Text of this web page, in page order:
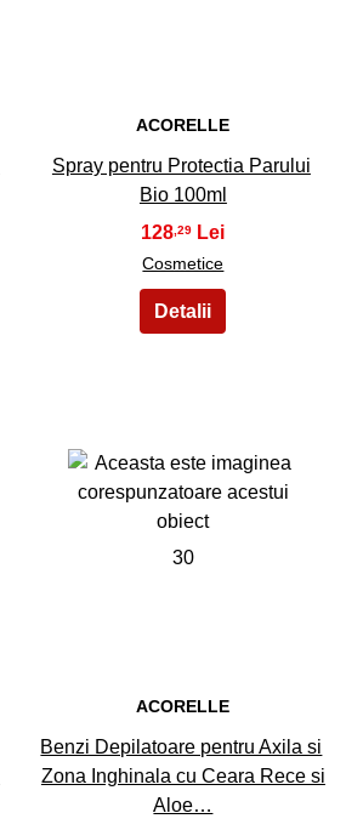
ACORELLE
Spray pentru Protectia Parului
Bio 100ml
128 ,29
Cosmetice
30
ACORELLE
Benzi Depilatoare pentru Axila si
Zona Inghinala cu Ceara Rece si
Aloe…